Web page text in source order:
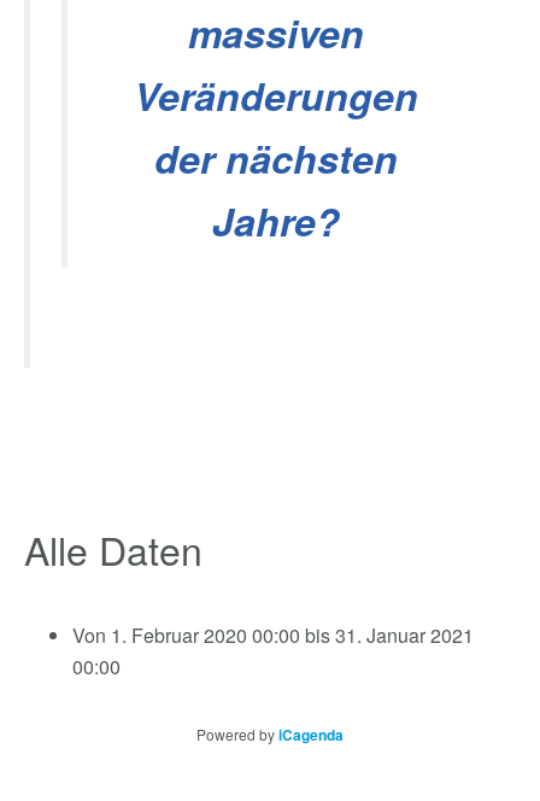
massiven
Veränderungen
der nächsten
Jahre?
Alle Daten
Von 1. Februar 2020 00:00 bis31. Januar 2021
00:00
Powered byiCagenda